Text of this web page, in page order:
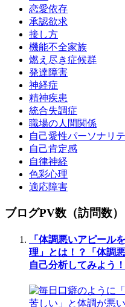
恋愛依存
承認欲求
接し方
機能不全家族
燃え尽き症候群
発達障害
神経症
精神疾患
統合失調症
職場の人間関係
自己愛性パーソナリ
自己肯定感
自律神経
色彩心理
適応障害
ブログPV数（訪問数
「体調悪いアピール
理」とは！？「体調
自己分析してみよう！